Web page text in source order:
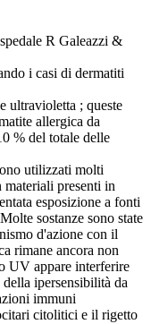
R Galeazzi &
i casi di dermatiti
ultravioletta ; queste
allergica da
% del totale delle
utilizzati molti
presenti in
esposizione a fonti
sostanze sono state
d'azione con il
rimane ancora non
UV appare interferire
ipersensibilità da
immuni
citolitici e il rigetto